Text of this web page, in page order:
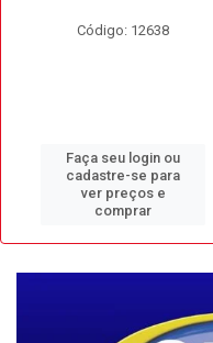
Código: 12638
Faça seu login ou
cadastre-se para
ver preços e
comprar